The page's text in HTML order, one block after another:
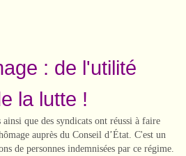
: de l'utilité
la lutte !
que des syndicats ont réussi à faire
auprès du Conseil d’État. C'est un
de personnes indemnisées par ce régime.